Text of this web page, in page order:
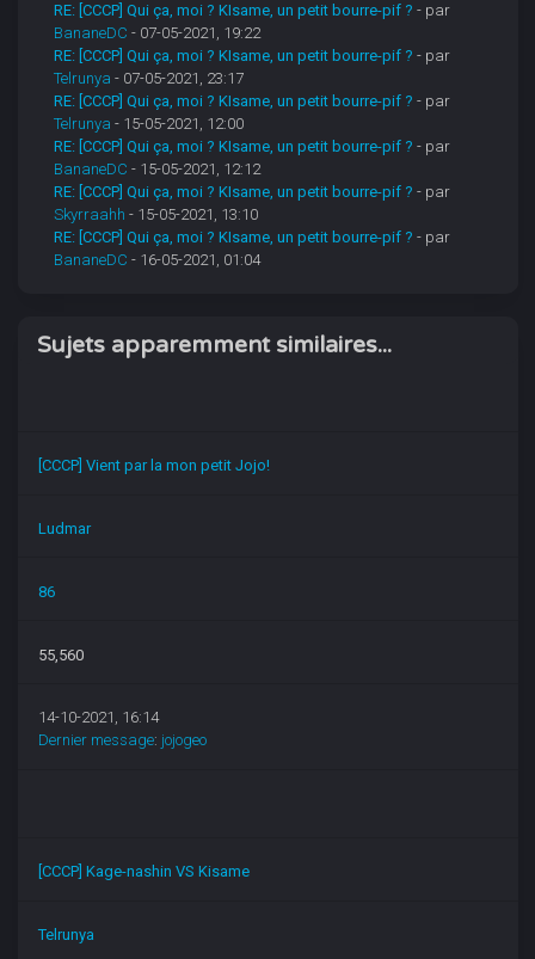
RE: [CCCP] Qui ça, moi ? KIsame, un petit bourre-pif ? - par
BananeDC - 07-05-2021, 19:22
RE: [CCCP] Qui ça, moi ? KIsame, un petit bourre-pif ? - par
Telrunya - 07-05-2021, 23:17
RE: [CCCP] Qui ça, moi ? KIsame, un petit bourre-pif ? - par
Telrunya - 15-05-2021, 12:00
RE: [CCCP] Qui ça, moi ? KIsame, un petit bourre-pif ? - par
BananeDC - 15-05-2021, 12:12
RE: [CCCP] Qui ça, moi ? KIsame, un petit bourre-pif ? - par
Skyrraahh - 15-05-2021, 13:10
RE: [CCCP] Qui ça, moi ? KIsame, un petit bourre-pif ? - par
BananeDC - 16-05-2021, 01:04
Sujets apparemment similaires...
[CCCP] Vient par la mon petit Jojo!
Ludmar
86
55,560
14-10-2021, 16:14
Dernier message: jojogeo
[CCCP] Kage-nashin VS Kisame
Telrunya